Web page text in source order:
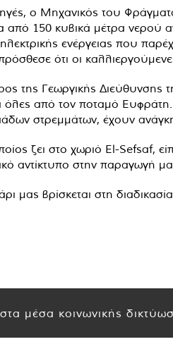
ο Μηχανικός του
150 κυβικά μέτρα νερού
ενέργειας που
ότι οι
Γεωργικής Διεύθυνσης
όλες από τον ποταμό
στρεμμάτων, έχουν
ζει στο χωριό El-Sefsaf,
αντίκτυπο στην παραγωγή
μας βρίσκεται στη
μέσα κοινωνικής